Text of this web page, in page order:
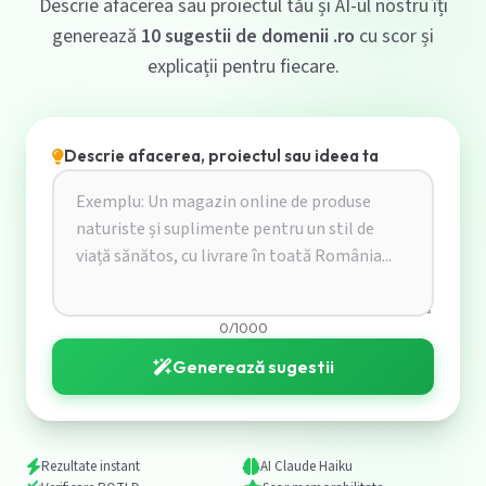
Descrie afacerea sau proiectul tău și AI-ul nostru îți
generează 10 sugestii de domenii .ro cu scor și
explicații pentru fiecare.
Descrie afacerea, proiectul sau ideea ta
0/1000
Generează sugestii
Rezultate instant
AI Claude Haiku